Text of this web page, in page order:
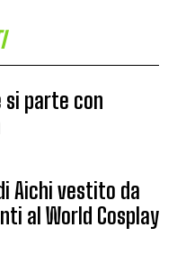
si parte con
Aichi vestito da
al World Cosplay